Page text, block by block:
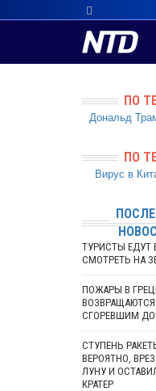
ПО
Дональд
ПО
Вирус в
ТУРИСТЫ ЕДУТ
СМОТРЕТЬ НА
ПОЖАРЫ В
СГОРЕВШИМ
СТУПЕНЬ
ВЕРОЯТНО,
ЛУНУ И
КРАТЕР